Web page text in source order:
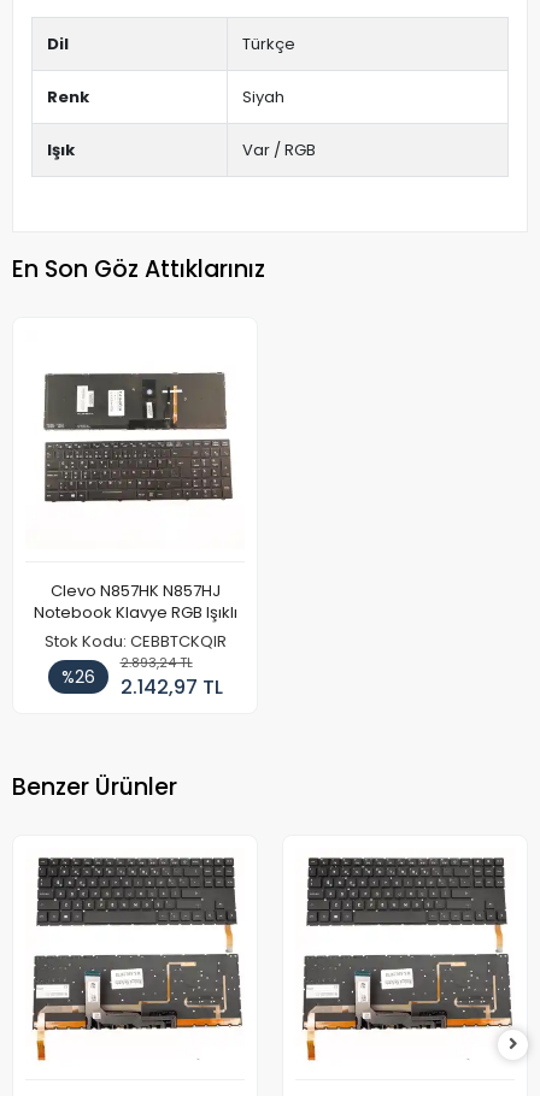
Dil Türkçe
Renk Siyah
Işık Var / RGB
En Son Göz Attıklarınız
Clevo N857HK N857HJ
Notebook Klavye RGB Işıklı
Stok Kodu: CEBBTCKQIR
%26
2.893,24 TL
2.142,97 TL
Benzer Ürünler